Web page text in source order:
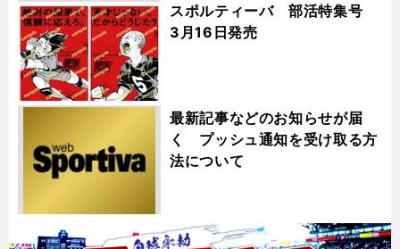
スポルティーバ 部活特集号
3月16日発売
最新記事などのお知らせが届
く プッシュ通知を受け取る方
法について